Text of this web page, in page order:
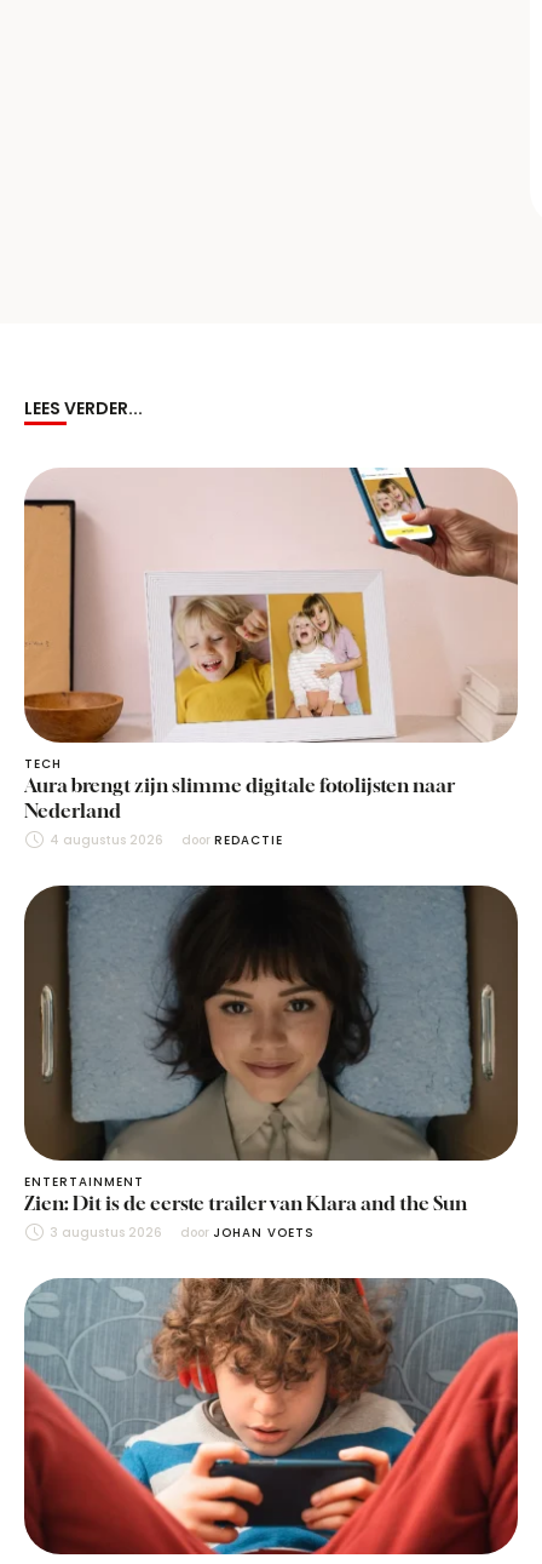
LEES VERDER...
TECH
Aura brengt zijn slimme digitale fotolijsten naar
Nederland
4 augustus 2026 door REDACTIE
ENTERTAINMENT
Zien: Dit is de eerste trailer van Klara and the Sun
3 augustus 2026 door JOHAN VOETS